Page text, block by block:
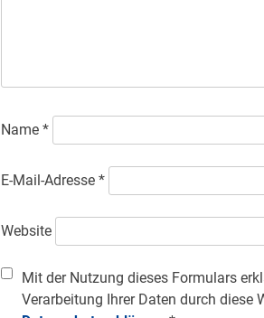
Name *
E-Mail-Adresse *
Website
Mit der Nutzung dieses Formulars
Verarbeitung Ihrer Daten durch diese